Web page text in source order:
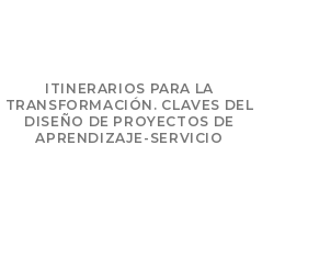
ITINERARIOS PARA LA
TRANSFORMACIÓN. CLAVES DEL
DISEÑO DE PROYECTOS DE
APRENDIZAJE-SERVICIO